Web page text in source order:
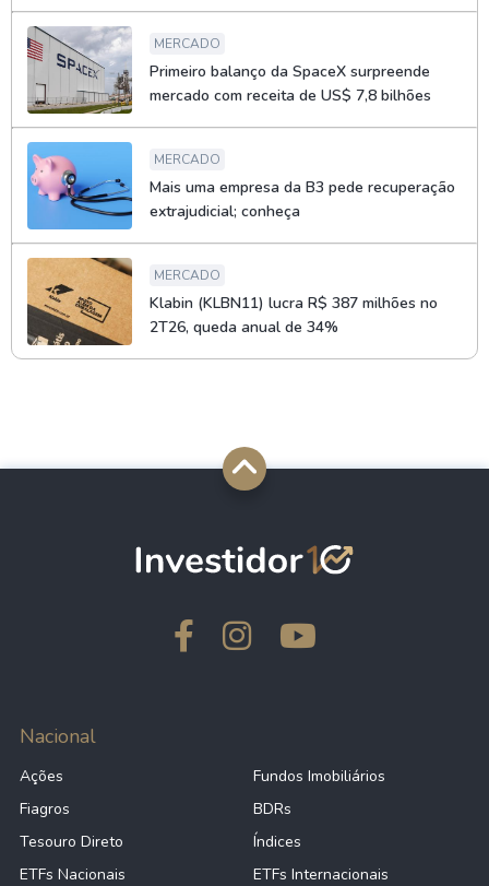
MERCADO
Primeiro balanço da SpaceX surpreende
mercado com receita de US$ 7,8 bilhões
MERCADO
Mais uma empresa da B3 pede recuperação
extrajudicial; conheça
MERCADO
Klabin (KLBN11) lucra R$ 387 milhões no
2T26, queda anual de 34%
Nacional
Ações
Fundos Imobiliários
Fiagros
BDRs
Tesouro Direto
Índices
ETFs Nacionais
ETFs Internacionais